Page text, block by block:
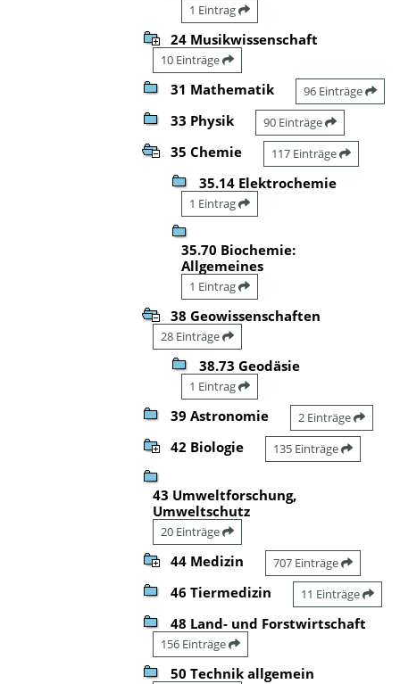
1 Eintrag
24 Musikwissenschaft
10 Einträge
31 Mathematik 96 Einträge
33 Physik 90 Einträge
35 Chemie 117 Einträge
35.14 Elektrochemie
1 Eintrag
35.70 Biochemie:
Allgemeines
1 Eintrag
38 Geowissenschaften
28 Einträge
38.73 Geodäsie
1 Eintrag
39 Astronomie 2 Einträge
42 Biologie 135 Einträge
43 Umweltforschung,
Umweltschutz
20 Einträge
44 Medizin 707 Einträge
46 Tiermedizin 11 Einträge
48 Land- und Forstwirtschaft
156 Einträge
50 Technik allgemein